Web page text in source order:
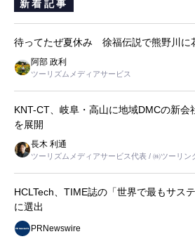
新着記事
待ってたぜ夏休み 徐福伝説で熊野川に
阿部 政利
ツーリズムメディアサービス
KNT-CT、岐阜・高山に地域DMCの新
を展開
長木 利通
ツーリズムメディアサービス代表 / ㈱ツーリン
HCLTech、TIME誌の「世界で最もサス
に選出
PRNewswire